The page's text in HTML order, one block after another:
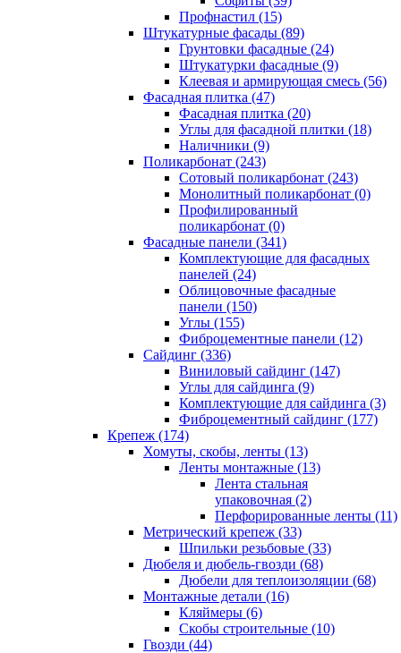
Профнастил (15)
Штукатурные фасады (89)
Грунтовки фасадные (24)
Штукатурки фасадные (9)
Клеевая и армирующая смесь (56)
Фасадная плитка (47)
Фасадная плитка (20)
Углы для фасадной плитки (18)
Наличники (9)
Поликарбонат (243)
Сотовый поликарбонат (243)
Монолитный поликарбонат (0)
Профилированный
поликарбонат (0)
Фасадные панели (341)
Комплектующие для фасадных
панелей (24)
Облицовочные фасадные
панели (150)
Углы (155)
Фиброцементные панели (12)
Сайдинг (336)
Виниловый сайдинг (147)
Углы для сайдинга (9)
Комплектующие для сайдинга (3)
Фиброцементный сайдинг (177)
Крепеж (174)
Хомуты, скобы, ленты (13)
Ленты монтажные (13)
Лента стальная
упаковочная (2)
Перфорированные ленты (11)
Метрический крепеж (33)
Шпильки резьбовые (33)
Дюбеля и дюбель-гвозди (68)
Дюбели для теплоизоляции (68)
Монтажные детали (16)
Кляймеры (6)
Скобы строительные (10)
Гвозди (44)